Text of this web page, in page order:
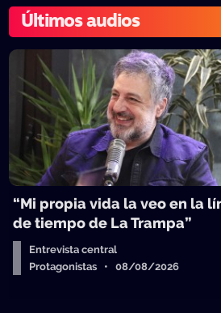
Últimos audios
“Mi propia vida la veo en la
de tiempo de La Trampa”
Entrevista central
Protagonistas • 08/08/2026